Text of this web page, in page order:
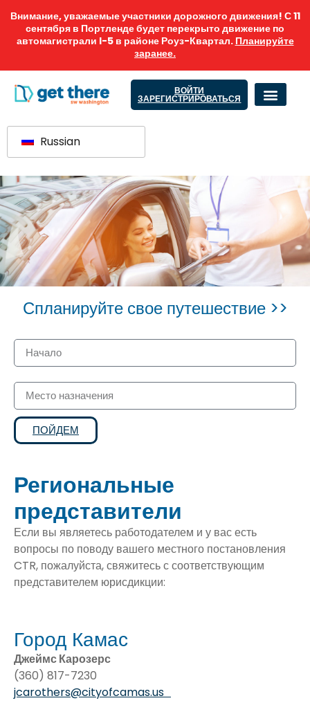
Внимание, уважаемые участники дорожного движения! С 11
сентября в Портленде будет перекрыто движение по
автомагистрали I-5 в районе Роуз-Квартал. Планируйте
заранее.
ВОЙТИ
ЗАРЕГИСТРИРОВАТЬСЯ
Russian
Ресурсы по
сокращению поездок
на работу
Спланируйте свое путешествие >>
ПОЙДЕМ
Региональные
представители
Если вы являетесь работодателем и у вас есть
вопросы по поводу вашего местного постановления
CTR, пожалуйста, свяжитесь с соответствующим
представителем юрисдикции:
Город Камас
Джеймс Карозерс
(360) 817-7230
jcarothers@cityofcamas.us